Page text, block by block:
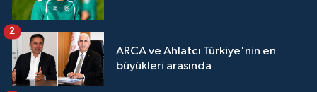
ARCA ve Ahlatcı Türkiye'nin en
büyükleri arasında
2